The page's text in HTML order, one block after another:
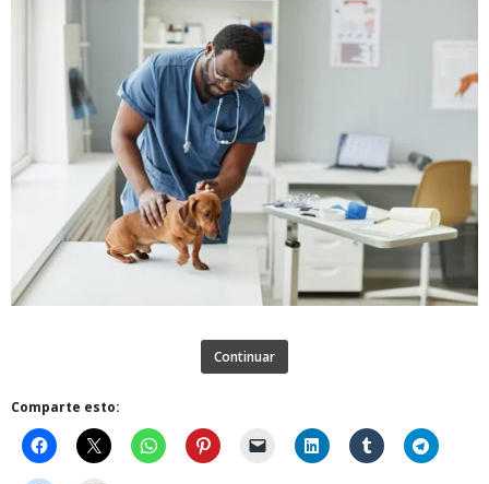
Continuar
Comparte esto: